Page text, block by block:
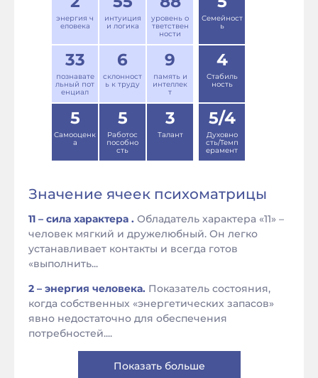
энергия ч
еловека
интуиция
и логика
уровень о
тветствен
ности
33
познавате
льный пот
енциал
6
склонност
ь к труду
9
память и
интеллек
т
Семейност
ь
4
Стабиль
ность
5
Самооценк
а
5
Работос
пособно
сть
3
Талант
5/4
Духовно
сть/Темп
ерамент
Значение ячеек психоматрицы
11 – сила характера . Обладатель характера «11» –
человек мягкий и дружелюбный. Он легко
устанавливает контакты и всегда готов
«выполнить...
2 – энергия человека. Показатель состояния,
когда собственных «энергетических запасов»
явно недостаточно для обеспечения
потребностей....
Показать больше